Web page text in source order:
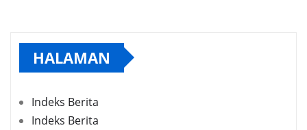
HALAMAN
Indeks Berita
Indeks Berita